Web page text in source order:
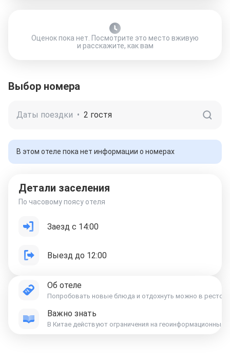
Оценок пока нет. Посмотрите это место вживую
и расскажите, как вам
Выбор номера
Даты поездки • 2 гостя
В этом отеле пока нет информации о номерах
Детали заселения
По часовому поясу отеля
Заезд с 14:00
Выезд до 12:00
Об отеле
Попробовать новые блюда и отдохнуть можно в
Важно знать